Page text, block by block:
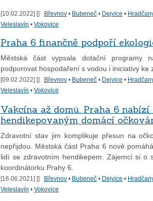
[10.02.2022] [] Břevnov • Bubeneč • Dejvice •
Veleslavín • Vokovice
Praha 6 finančně podpoří
Městská část vypsala dotační programy
podporovat hospodaření s vodou i iniciativy ke
[09.02.2022] [] Břevnov • Bubeneč • Dejvice •
Veleslavín • Vokovice
Vakcína až domů. Praha 6 nabízí
hendikepovaným domácí
Zdravotní stav jim komplikuje přesun na
nepřijdou. Městská část Praha 6 nově
lidí se zdravotním hendikepem. Zájemci si o
koordinátorku Prahy 6.
[16.06.2021] [] Břevnov • Bubeneč • Dejvice •
Veleslavín • Vokovice